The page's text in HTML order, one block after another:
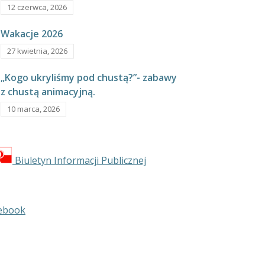
12 czerwca, 2026
Wakacje 2026
27 kwietnia, 2026
„Kogo ukryliśmy pod chustą?”- zabawy
z chustą animacyjną.
10 marca, 2026
Biuletyn Informacji Publicznej